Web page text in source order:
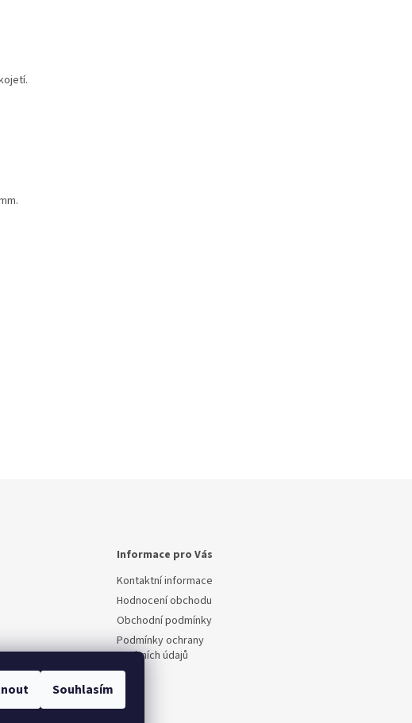
Souhlasím
Informace pro Vás
Kontaktní informace
Hodnocení obchodu
Obchodní podmínky
Podmínky ochrany
osobních údajů